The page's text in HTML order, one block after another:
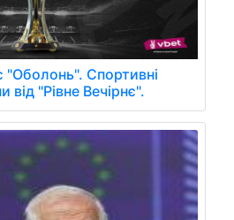
"Оболонь". Спортивні
від "Рівне Вечірнє".